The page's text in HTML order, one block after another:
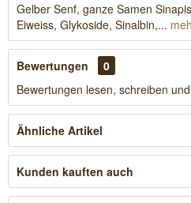
Gelber Senf, ganze Samen
Eiweiss, Glykoside, Sinalbin,...
Bewertungen
0
Bewertungen lesen, schreiben
Ähnliche Artikel
Kunden kauften auch